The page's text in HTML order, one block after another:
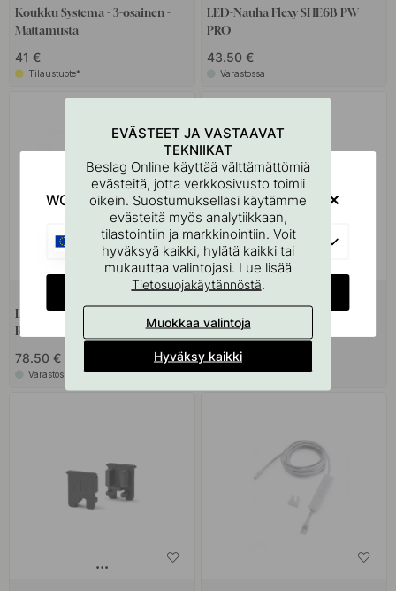
Koukku Systema - 3-osainen -
Mattamusta
41 €
Tilaustuote*
LED-Nauha Flexy SHE6B PW
PRO
43.50 €
Varastossa
LED-Kohdevalaisin Vega -
Ruostumaton Terässävy
78.50 €
Varastossa
LED-profiili SUNUP - 2000mm
- Alumiini
44 €
Varastossa
EVÄSTEET JA VASTAAVAT
TEKNIIKAT
Beslag Online käyttää välttämättömiä
evästeitä, jotta verkkosivusto toimii
oikein. Suostumuksellasi käytämme
evästeitä myös analytiikkaan,
tilastointiin ja markkinointiin. Voit
hyväksyä kaikki, hylätä kaikki tai
mukauttaa valintojasi. Lue lisää
Tietosuojakäytännöstä.
Muokkaa valintoja
Hyväksy kaikki
WOULD YOU RATHER VISIT?
EU
CHANGE COUNTRY